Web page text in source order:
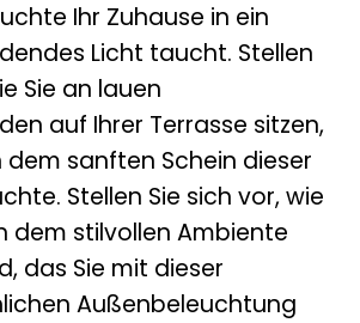
Ihr Zuhause in ein
Licht taucht. Stellen
Sie an lauen
auf Ihrer Terrasse sitzen,
sanften Schein dieser
Stellen Sie sich vor, wie
dem stilvollen Ambiente
das Sie mit dieser
Außenbeleuchtung